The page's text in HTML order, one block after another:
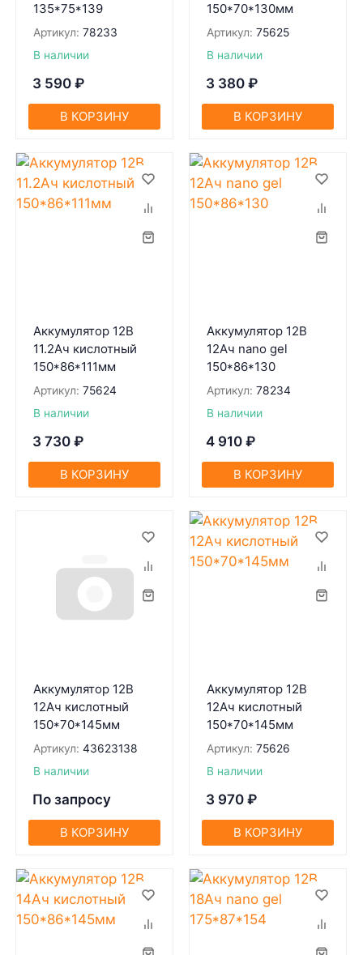
135*75*139
Артикул: 78233
В наличии
3 590 ₽
В КОРЗИНУ
150*70*130мм
Артикул: 75625
В наличии
3 380 ₽
В КОРЗИНУ
Аккумулятор 12В
11.2Ач кислотный
150*86*111мм
Артикул: 75624
В наличии
3 730 ₽
В КОРЗИНУ
Аккумулятор 12В
12Ач nano gel
150*86*130
Артикул: 78234
В наличии
4 910 ₽
В КОРЗИНУ
Аккумулятор 12В
12Ач кислотный
150*70*145мм
Артикул: 43623138
В наличии
По запросу
В КОРЗИНУ
Аккумулятор 12В
12Ач кислотный
150*70*145мм
Артикул: 75626
В наличии
3 970 ₽
В КОРЗИНУ